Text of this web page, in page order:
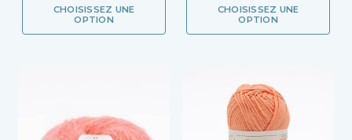
CHOISISSEZ UNE
OPTION
CHOISISSEZ UNE
OPTION